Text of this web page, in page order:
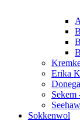
Erika
Sokkenwol